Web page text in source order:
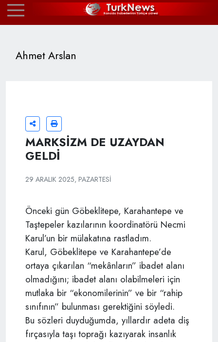
Ahmet Arslan
MARKSİZM DE UZAYDAN
GELDİ
29 ARALIK 2025, PAZARTESI
Önceki gün Göbeklitepe, Karahantepe ve
Taştepeler kazılarının koordinatörü Necmi
Karul’un bir mülakatına rastladım.
Karul, Göbeklitepe ve Karahantepe’de
ortaya çıkarılan “mekânların” ibadet alanı
olmadığını; ibadet alanı olabilmeleri için
mutlaka bir “ekonomilerinin” ve bir “rahip
sınıfının” bulunması gerektiğini söyledi.
Bu sözleri duyduğumda, yıllardır adeta diş
fırçasıyla taşı toprağı kazıyarak insanlık